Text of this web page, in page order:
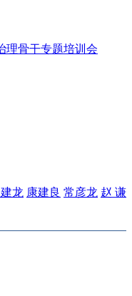
理骨干专题培训会
龙 康建良 常彦龙 赵 谦